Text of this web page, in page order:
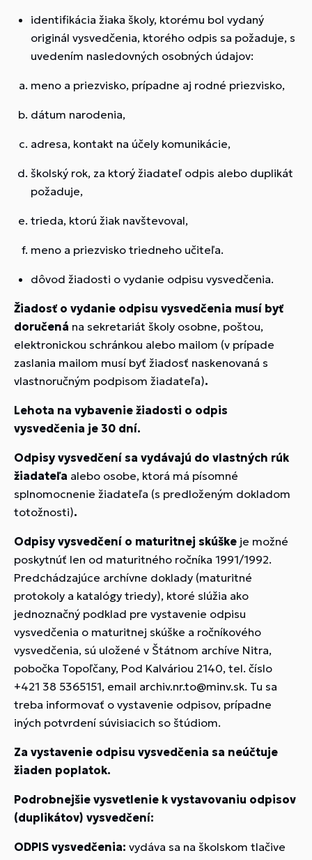
identifikácia žiaka školy, ktorému bol vydaný
originál vysvedčenia, ktorého odpis sa požaduje, s
uvedením nasledovných osobných údajov:
meno a priezvisko, prípadne aj rodné priezvisko,
dátum narodenia,
adresa, kontakt na účely komunikácie,
školský rok, za ktorý žiadateľ odpis alebo duplikát
požaduje,
trieda, ktorú žiak navštevoval,
meno a priezvisko triedneho učiteľa.
dôvod žiadosti o vydanie odpisu vysvedčenia.
Žiadosť o vydanie odpisu vysvedčenia musí byť
doručená na sekretariát školy osobne, poštou,
elektronickou schránkou alebo mailom (v prípade
zaslania mailom musí byť žiadosť naskenovaná s
vlastnoručným podpisom žiadateľa).
Lehota na vybavenie žiadosti o odpis
vysvedčenia je 30 dní.
Odpisy vysvedčení sa vydávajú do vlastných rúk
žiadateľa alebo osobe, ktorá má písomné
splnomocnenie žiadateľa (s predloženým dokladom
totožnosti).
Odpisy vysvedčení o maturitnej skúške je možné
poskytnúť len od maturitného ročníka 1991/1992.
Predchádzajúce archívne doklady (maturitné
protokoly a katalógy triedy), ktoré slúžia ako
jednoznačný podklad pre vystavenie odpisu
vysvedčenia o maturitnej skúške a ročníkového
vysvedčenia, sú uložené v Štátnom archíve Nitra,
pobočka Topoľčany, Pod Kalváriou 2140, tel. číslo
+421 38 5365151, email archiv.nr.to@minv.sk. Tu sa
treba informovať o vystavenie odpisov, prípadne
iných potvrdení súvisiacich so štúdiom.
Za vystavenie odpisu vysvedčenia sa neúčtuje
žiaden poplatok.
Podrobnejšie vysvetlenie k vystavovaniu odpisov
(duplikátov) vysvedčení:
ODPIS vysvedčenia: vydáva sa na školskom tlačive